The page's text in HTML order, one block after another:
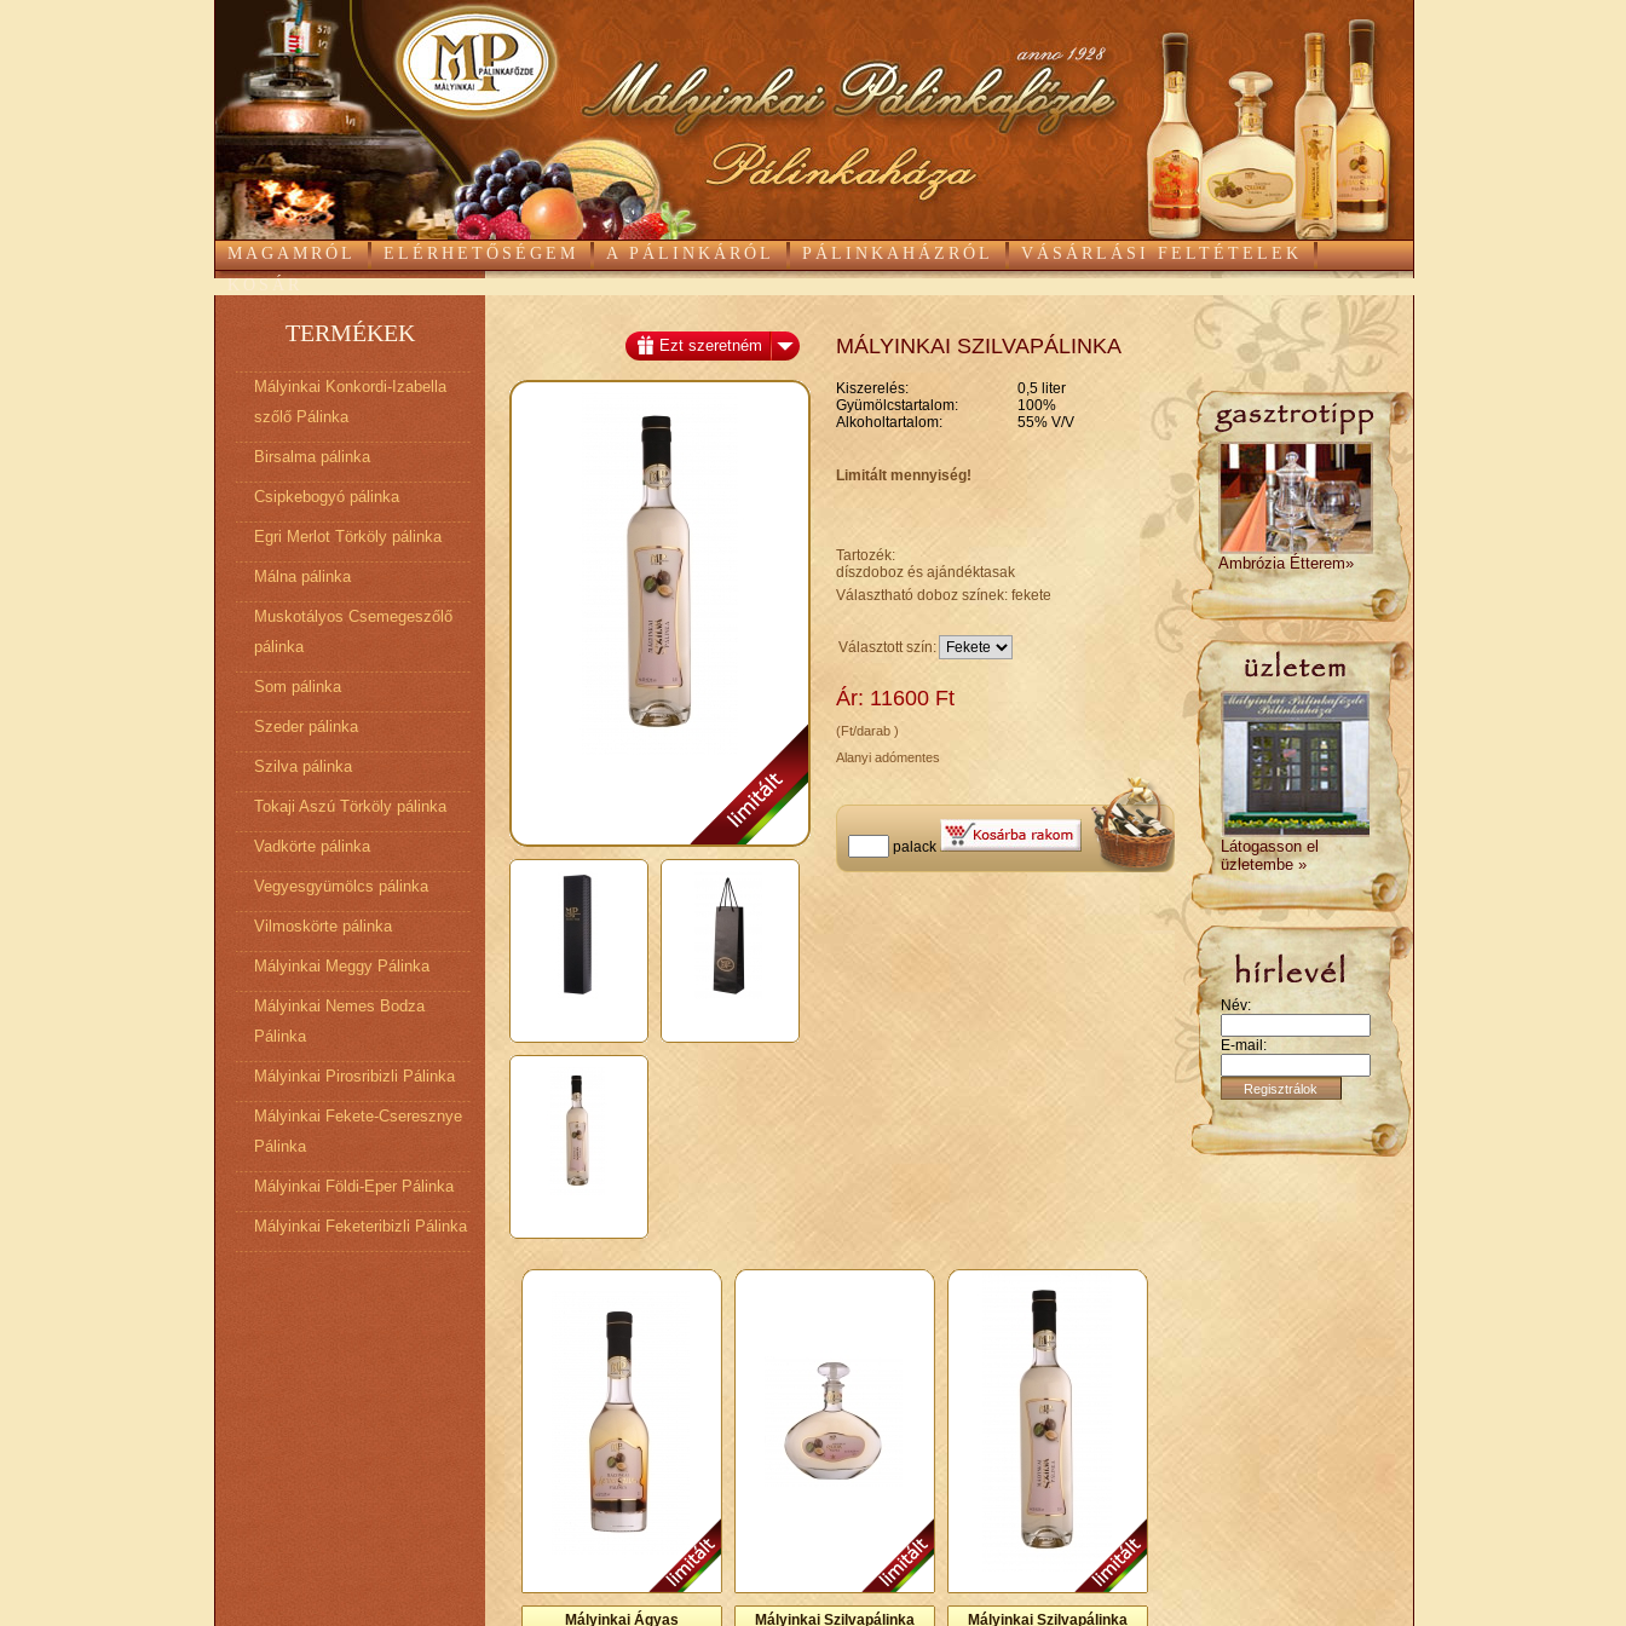
MAGAMRÓL ELÉRHETŐSÉGEM A PÁLINKÁRÓL PÁLINKAHÁZRÓL
VÁSÁRLÁSI FELTÉTELEK
KOSÁR
TERMÉKEK
Mályinkai Konkordi-Izabella
szőlő Pálinka
Birsalma pálinka
Csipkebogyó pálinka
Egri Merlot Törköly pálinka
Málna pálinka
Muskotályos Csemegeszőlő
pálinka
Som pálinka
Szeder pálinka
Szilva pálinka
Tokaji Aszú Törköly pálinka
Vadkörte pálinka
Vegyesgyümölcs pálinka
Vilmoskörte pálinka
Mályinkai Meggy Pálinka
Mályinkai Nemes Bodza
Pálinka
Mályinkai Pirosribizli Pálinka
Mályinkai Fekete-Cseresznye
Pálinka
Mályinkai Földi-Eper Pálinka
Mályinkai Feketeribizli Pálinka
Ezt szeretném MÁLYINKAI SZILVAPÁLINKA
Kiszerelés:
0,5 liter
Gyümölcstartalom:
100%
Alkoholtartalom:
55% V/V
Limitált mennyiség!
Tartozék:
díszdoboz és ajándéktasak
Választható doboz színek: fekete
Választott szín:
Ár: 11600 Ft
(Ft/darab )
Alanyi adómentes
palack
Mályinkai Ágyas Mályinkai Szilvapálinka Mályinkai Szilvapálinka
Ambrózia Étterem»
Látogasson el
üzletembe »
Név:
E-mail: